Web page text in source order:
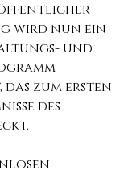
wird nun ein
und
zum ersten
des